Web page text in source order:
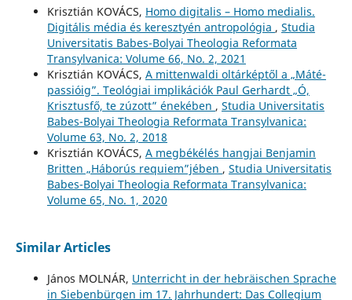
Krisztián KOVÁCS, Homo digitalis – Homo medialis.
Digitális média és keresztyén antropológia , Studia
Universitatis Babes-Bolyai Theologia Reformata
Transylvanica: Volume 66, No. 2, 2021
Krisztián KOVÁCS, A mittenwaldi oltárképtől a „Máté-
passióig”. Teológiai implikációk Paul Gerhardt „Ó,
Krisztusfő, te zúzott” énekében , Studia Universitatis
Babes-Bolyai Theologia Reformata Transylvanica:
Volume 63, No. 2, 2018
Krisztián KOVÁCS, A megbékélés hangjai Benjamin
Britten „Háborús requiem”jében , Studia Universitatis
Babes-Bolyai Theologia Reformata Transylvanica:
Volume 65, No. 1, 2020
Similar Articles
János MOLNÁR, Unterricht in der hebräischen Sprache
in Siebenbürgen im 17. Jahrhundert: Das Collegium